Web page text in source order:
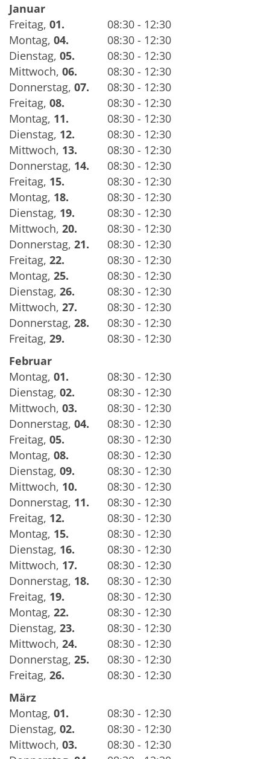
Januar
Freitag, 01.
08:30 - 12:30
Montag, 04.
08:30 - 12:30
Dienstag, 05.
08:30 - 12:30
Mittwoch, 06.
08:30 - 12:30
Donnerstag, 07.
08:30 - 12:30
Freitag, 08.
08:30 - 12:30
Montag, 11.
08:30 - 12:30
Dienstag, 12.
08:30 - 12:30
Mittwoch, 13.
08:30 - 12:30
Donnerstag, 14.
08:30 - 12:30
Freitag, 15.
08:30 - 12:30
Montag, 18.
08:30 - 12:30
Dienstag, 19.
08:30 - 12:30
Mittwoch, 20.
08:30 - 12:30
Donnerstag, 21.
08:30 - 12:30
Freitag, 22.
08:30 - 12:30
Montag, 25.
08:30 - 12:30
Dienstag, 26.
08:30 - 12:30
Mittwoch, 27.
08:30 - 12:30
Donnerstag, 28.
08:30 - 12:30
Freitag, 29.
08:30 - 12:30
Februar
Montag, 01.
08:30 - 12:30
Dienstag, 02.
08:30 - 12:30
Mittwoch, 03.
08:30 - 12:30
Donnerstag, 04.
08:30 - 12:30
Freitag, 05.
08:30 - 12:30
Montag, 08.
08:30 - 12:30
Dienstag, 09.
08:30 - 12:30
Mittwoch, 10.
08:30 - 12:30
Donnerstag, 11.
08:30 - 12:30
Freitag, 12.
08:30 - 12:30
Montag, 15.
08:30 - 12:30
Dienstag, 16.
08:30 - 12:30
Mittwoch, 17.
08:30 - 12:30
Donnerstag, 18.
08:30 - 12:30
Freitag, 19.
08:30 - 12:30
Montag, 22.
08:30 - 12:30
Dienstag, 23.
08:30 - 12:30
Mittwoch, 24.
08:30 - 12:30
Donnerstag, 25.
08:30 - 12:30
Freitag, 26.
08:30 - 12:30
März
Montag, 01.
08:30 - 12:30
Dienstag, 02.
08:30 - 12:30
Mittwoch, 03.
08:30 - 12:30